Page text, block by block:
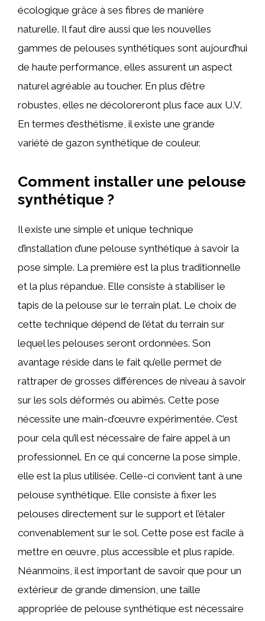
écologique grâce à ses fibres de manière
naturelle. Il faut dire aussi que les nouvelles
gammes de pelouses synthétiques sont aujourd’hui
de haute performance, elles assurent un aspect
naturel agréable au toucher. En plus d’être
robustes, elles ne décoloreront plus face aux U.V.
En termes d’esthétisme, il existe une grande
variété de gazon synthétique de couleur.
Comment installer une pelouse
synthétique ?
Il existe une simple et unique technique
d’installation d’une pelouse synthétique à savoir la
pose simple. La première est la plus traditionnelle
et la plus répandue. Elle consiste à stabiliser le
tapis de la pelouse sur le terrain plat. Le choix de
cette technique dépend de l’état du terrain sur
lequel les pelouses seront ordonnées. Son
avantage réside dans le fait qu’elle permet de
rattraper de grosses différences de niveau à savoir
sur les sols déformés ou abîmés. Cette pose
nécessite une main-d’œuvre expérimentée. C’est
pour cela qu’il est nécessaire de faire appel à un
professionnel. En ce qui concerne la pose simple,
elle est la plus utilisée. Celle-ci convient tant à une
pelouse synthétique. Elle consiste à fixer les
pelouses directement sur le support et l’étaler
convenablement sur le sol. Cette pose est facile à
mettre en œuvre, plus accessible et plus rapide.
Néanmoins, il est important de savoir que pour un
extérieur de grande dimension, une taille
appropriée de pelouse synthétique est nécessaire